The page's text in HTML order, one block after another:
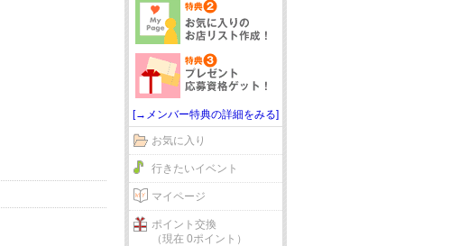
[→メンバー特典の詳細をみる]
お気に入り
行きたいイベント
マイページ
ポイント交換
（現在 0ポイント）